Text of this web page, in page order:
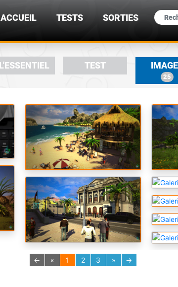
ACCUEIL TESTS SORTIES
L'ESSENTIEL TEST
25
← « 1 2 3 » →